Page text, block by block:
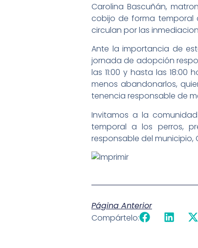
Carolina Bascuñán,
cobijo de forma temporal
circulan por las
Ante la importancia de
jornada de adopción
las 11:00 y hasta las
menos abandonarlos,
tenencia responsable de
Invitamos a la
temporal a los perros,
responsable del municipio,
Página Anterior
Compártelo: